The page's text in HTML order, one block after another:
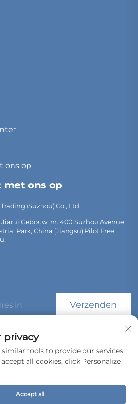
ons op
met ons op
(Suzhou) Co., Ltd.
Jiarui Gebouw, nr. 400 Suzhou Avenue
Park, China (Jiangsu) Pilot Free
Verzenden
International Trading (Suzhou) Co.,
Privacybeleid
privacy
similar tools to provide our services.
all cookies, click Personalize
Accept all